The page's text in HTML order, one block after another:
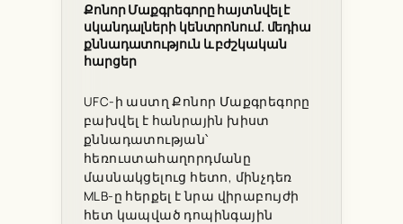
Քոնոր Մաքգրեգորը հայտնվել է
սկանդալների կենտրոնում. մեդիա
քննադատություն և բժշկական
հարցեր
UFC-ի աստղ Քոնոր Մաքգրեգորը
բախվել է հանրային խիստ
քննադատության՝
հեռուստահաղորդմանը
մասնակցելուց հետո, մինչդեռ
MLB-ը հերքել է նրա վիրաբույժի
հետ կապված դոպինգային